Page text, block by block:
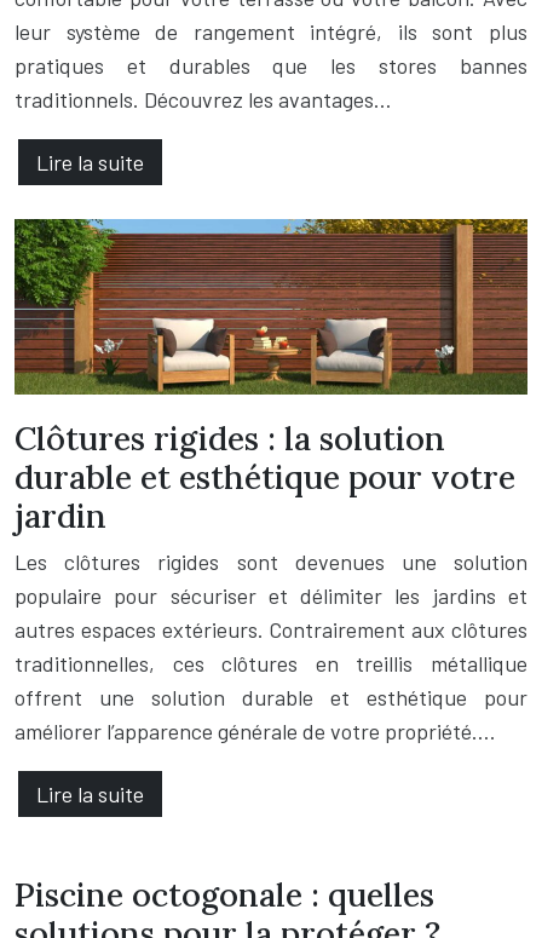
leur système de rangement intégré, ils sont plus
pratiques et durables que les stores bannes
traditionnels. Découvrez les avantages…
Lire la suite
Clôtures rigides : la solution
durable et esthétique pour votre
jardin
Les clôtures rigides sont devenues une solution
populaire pour sécuriser et délimiter les jardins et
autres espaces extérieurs. Contrairement aux clôtures
traditionnelles, ces clôtures en treillis métallique
offrent une solution durable et esthétique pour
améliorer l’apparence générale de votre propriété….
Lire la suite
Piscine octogonale : quelles